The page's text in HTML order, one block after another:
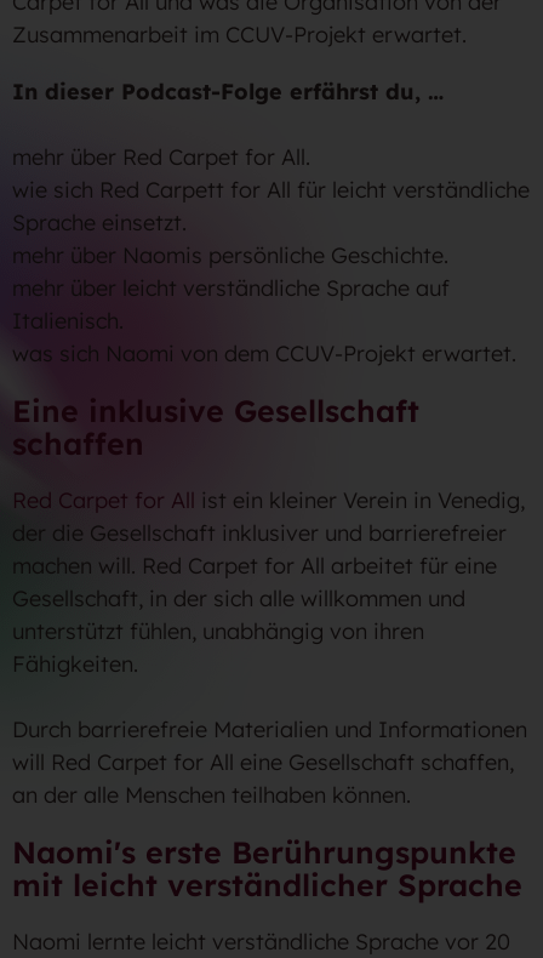
Zusammenarbeit im CCUV-Projekt erwartet.
In dieser Podcast-Folge erfährst du, …
mehr über Red Carpet for All.
wie sich Red Carpett for All für leicht verständliche
Sprache einsetzt.
mehr über Naomis persönliche Geschichte.
mehr über leicht verständliche Sprache auf
Italienisch.
was sich Naomi von dem CCUV-Projekt erwartet.
Eine inklusive Gesellschaft
schaffen
Red Carpet for All ist ein kleiner Verein in Venedig,
der die Gesellschaft inklusiver und barrierefreier
machen will. Red Carpet for All arbeitet für eine
Gesellschaft, in der sich alle willkommen und
unterstützt fühlen, unabhängig von ihren
Fähigkeiten.
Durch barrierefreie Materialien und Informationen
will Red Carpet for All eine Gesellschaft schaffen,
an der alle Menschen teilhaben können.
Naomi's erste Berührungspunkte
mit leicht verständlicher Sprache
Naomi lernte leicht verständliche Sprache vor 20